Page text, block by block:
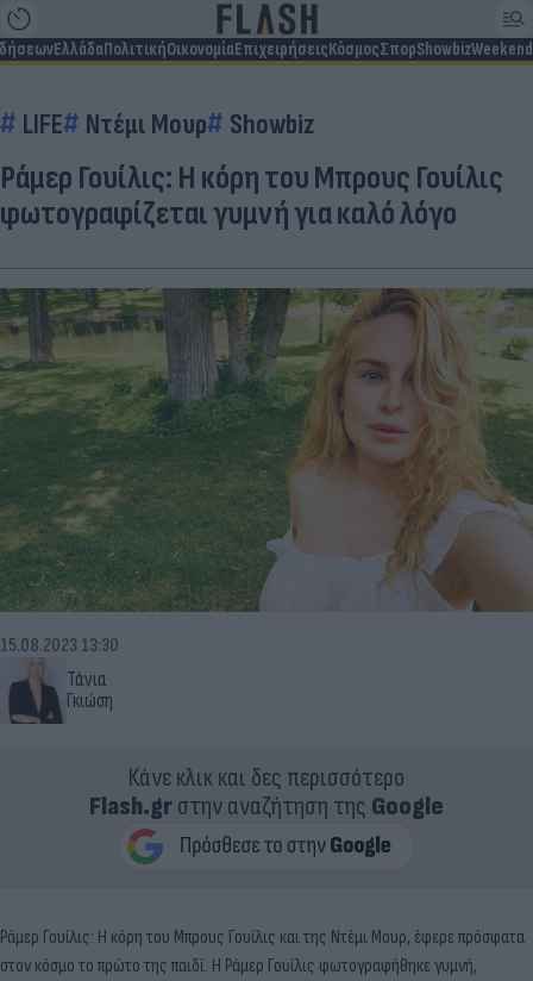
ΕλλάδαΠολιτικήΟικονομίαΕπιχειρήσειςΚόσμοςΣπορShowbizWeekend
LIFE Ντέμι Μουρ Showbiz
Ράμερ Γουίλις: Η κόρη του Μπρους Γουίλις
φωτογραφίζεται γυμνή για καλό λόγο
Τάνια
Γκιώση
15.08.2023 13:30
Κάνε κλικ και δες περισσότερο
Flash.grστην αναζήτηση της Google
Ράμερ Γουίλις: Η κόρη του Μπρους Γουίλις και της Ντέμι Μουρ, έφερε πρόσφατα
στον κόσμο το πρώτο της παιδί. H Ράμερ Γουίλις φωτογραφήθηκε γυμνή,